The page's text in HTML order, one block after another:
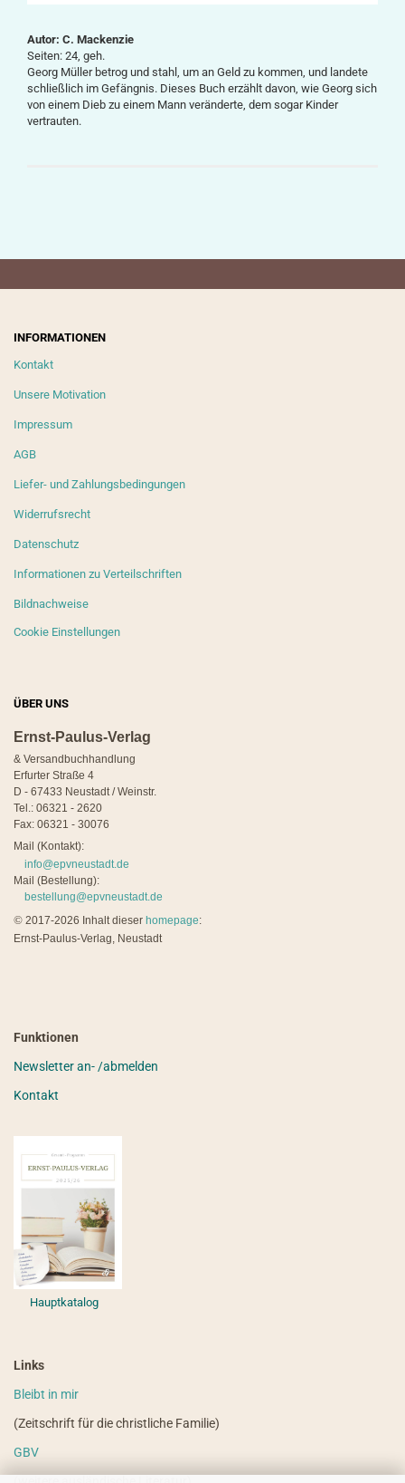
Autor: C. Mackenzie
Seiten: 24, geh.
Georg Müller betrog und stahl, um an Geld zu kommen, und landete
schließlich im Gefängnis. Dieses Buch erzählt davon, wie Georg sich
von einem Dieb zu einem Mann veränderte, dem sogar Kinder
vertrauten.
INFORMATIONEN
Kontakt
Unsere Motivation
Impressum
AGB
Liefer- und Zahlungsbedingungen
Widerrufsrecht
Datenschutz
Informationen zu Verteilschriften
Bildnachweise
Cookie Einstellungen
ÜBER UNS
Ernst-Paulus-Verlag
& Versandbuchhandlung
Erfurter Straße 4
D - 67433 Neustadt / Weinstr.
Tel.: 06321 - 2620
Fax: 06321 - 30076
Mail (Kontakt):
info@epvneustadt.de
Mail (Bestellung):
bestellung@epvneustadt.de
© 2017-2026 Inhalt dieser homepage:
Ernst-Paulus-Verlag, Neustadt
Funktionen
Newsletter an- /abmelden
Kontakt
Hauptkatalog
Links
Bleibt in mir
(Zeitschrift für die christliche Familie)
GBV